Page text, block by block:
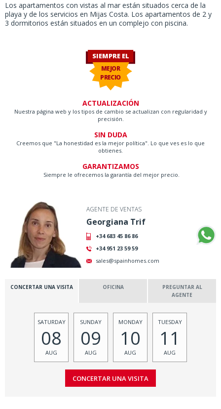
Los apartamentos con vistas al mar están situados cerca de la
playa y de los servicios en Mijas Costa. Los apartamentos de 2 y
3 dormitorios están situados en un complejo con piscina.
SIEMPRE EL
MEJOR
PRECIO
ACTUALIZACIÓN
Nuestra página web y los tipos de cambio se actualizan con regularidad y
precisión.
SIN DUDA
Creemos que "La honestidad es la mejor política". Lo que ves es lo que
obtienes.
GARANTIZAMOS
Siempre le ofrecemos la garantía del mejor precio.
AGENTE DE VENTAS
Georgiana Trif
+34 683 45 86 86
+34 951 23 59 59
sales@spainhomes.com
CONCERTAR UNA VISITA OFICINA
PREGUNTAR AL
AGENTE
SATURDAY
08
AUG
SUNDAY
09
AUG
MONDAY
10
AUG
TUESDAY
11
AUG